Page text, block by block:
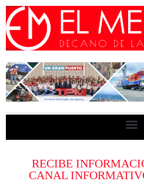
RECIBE
CANAL